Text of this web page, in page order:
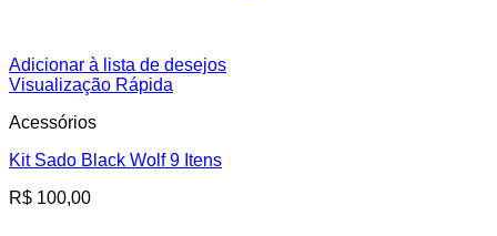
Adicionar à lista de desejos
Visualização Rápida
Acessórios
Kit Sado Black Wolf 9 Itens
R$ 100,00